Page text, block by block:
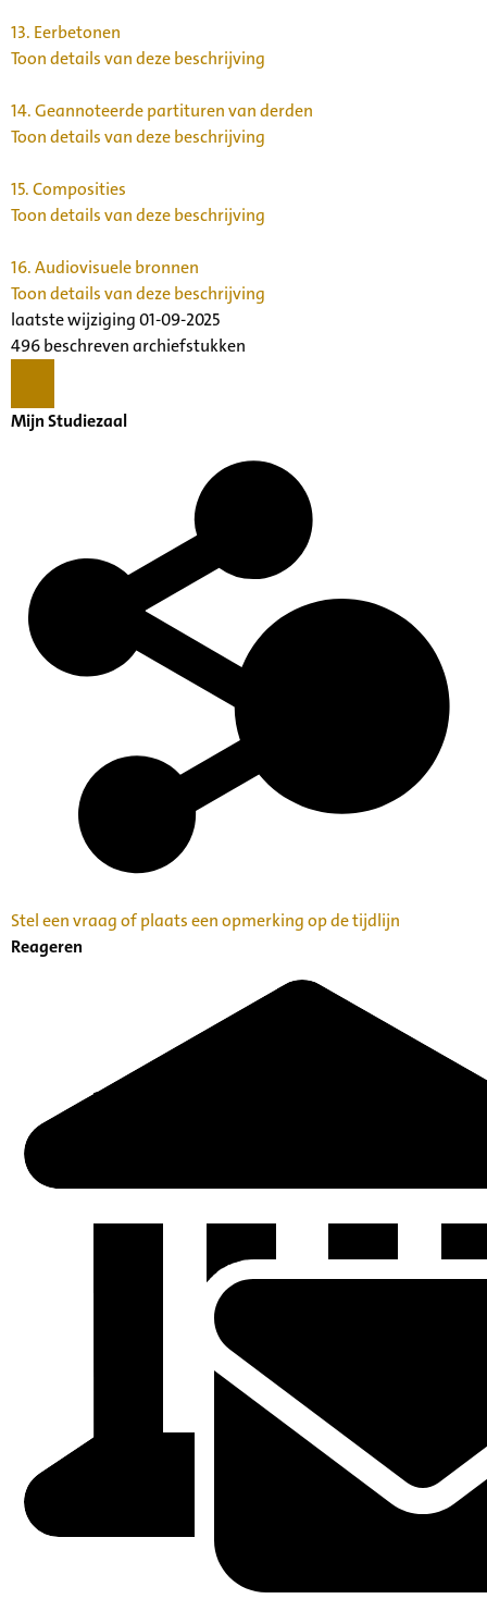
13. Eerbetonen
Toon details van deze beschrijving
14.Geannoteerde partituren van derden
Toon details van deze beschrijving
15.Composities
Toon details van deze beschrijving
16.Audiovisuele bronnen
Toon details van deze beschrijving
laatste wijziging 01-09-2025
496 beschreven archiefstukken
Mijn Studiezaal
Stel een vraag of plaats een opmerking op de tijdlijn
Reageren